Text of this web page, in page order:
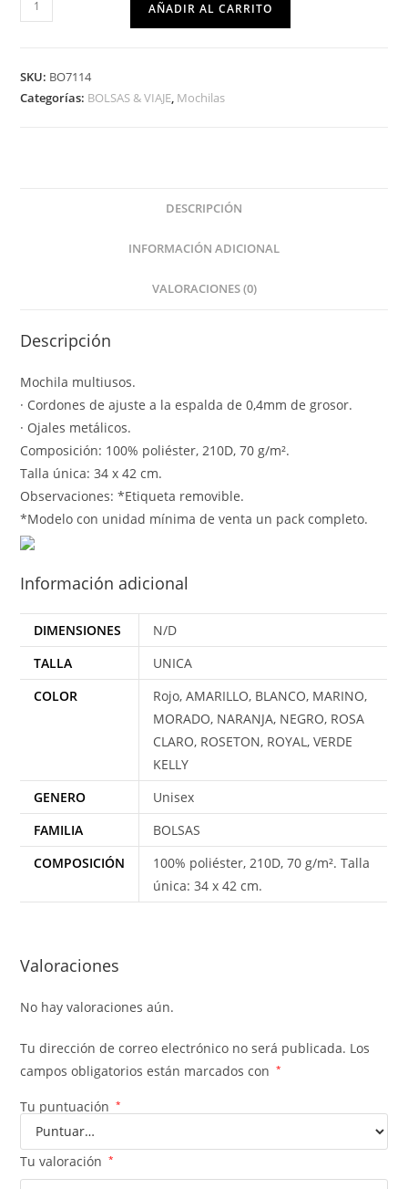
AÑADIR AL CARRITO
SKU: BO7114
Categorías: BOLSAS & VIAJE, Mochilas
DESCRIPCIÓN
INFORMACIÓN ADICIONAL
VALORACIONES (0)
Descripción
Mochila multiusos.
· Cordones de ajuste a la espalda de 0,4mm de grosor.
· Ojales metálicos.
Composición: 100% poliéster, 210D, 70 g/m².
Talla única: 34 x 42 cm.
Observaciones: *Etiqueta removible.
*Modelo con unidad mínima de venta un pack completo.
Información adicional
DIMENSIONES
N/D
TALLA
UNICA
COLOR
Rojo, AMARILLO, BLANCO, MARINO,
MORADO, NARANJA, NEGRO, ROSA
CLARO, ROSETON, ROYAL, VERDE
KELLY
GENERO
Unisex
FAMILIA
BOLSAS
COMPOSICIÓN
100% poliéster, 210D, 70 g/m². Talla
única: 34 x 42 cm.
Valoraciones
No hay valoraciones aún.
Tu dirección de correo electrónico no será publicada. Los
campos obligatorios están marcados con
*
Tu puntuación *
Tu valoración *